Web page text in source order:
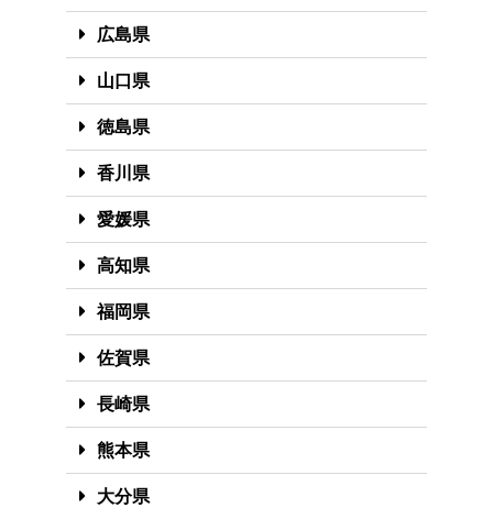
広島県
山口県
徳島県
香川県
愛媛県
高知県
福岡県
佐賀県
長崎県
熊本県
大分県